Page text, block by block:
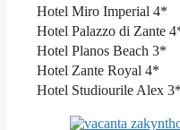
Hotel Miro Imperial 4*
Hotel Palazzo di Zante
Hotel Planos Beach 3*
Hotel Zante Royal 4*
Hotel Studiourile Alex 3*